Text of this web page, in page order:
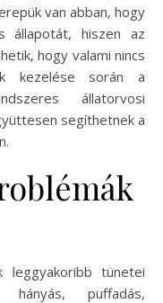
van abban, hogy
állapotát, hiszen az
hogy valami nincs
kezelése során a
állatorvosi
segíthetnek a
leggyakoribb tünetei
puffadás,